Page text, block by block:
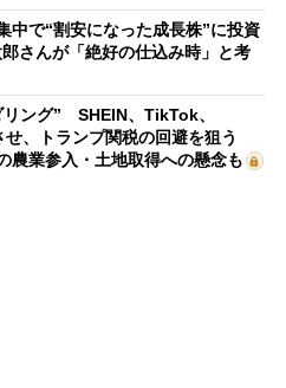
中で“割安になった成長株”に投資
さんが「絶好の仕込み時」と考
ング” SHEIN、TikTok、
、トランプ関税の回避を狙う
農業参入・土地取得への懸念も